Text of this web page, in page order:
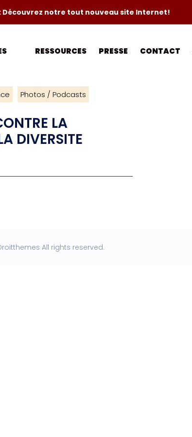
Découvrez notre tout nouveau site Internet!
RESSOURCES PRESSE CONTACT
Photos / Podcasts
LA
DIVERSITE
All rights reserved.